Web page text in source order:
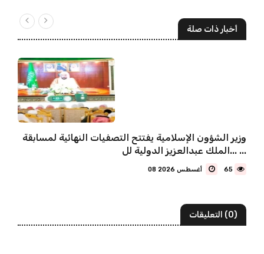
أخبار ذات صلة
وزير الشؤون الإسلامية يفتتح التصفيات النهائية لمسابقة
الملك عبدالعزيز الدولية لل... ...
65
(0) التعليقات